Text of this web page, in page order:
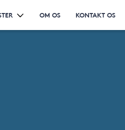
OM OS KONTAKT OS